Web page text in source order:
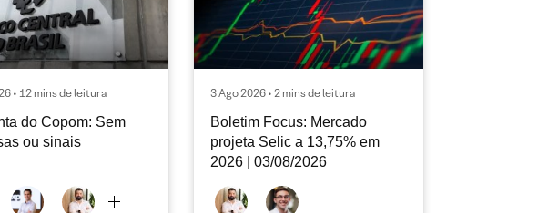
• 12 mins de leitura
do Copom: Sem
ou sinais
3 Ago 2026 • 2 mins de leitura
Boletim Focus: Mercado
projeta Selic a 13,75% em
2026 | 03/08/2026